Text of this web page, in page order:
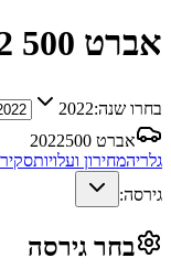
אברט 500
בחרו שנה:2022
אברט 500
2022
גלריהמחירון ועלויות
גירסה:
בחר גירסה